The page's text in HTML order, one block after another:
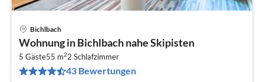
Bichlbach
Wohnung in Bichlbach nahe Skipisten
5 Gäste55 m22 Schlafzimmer
43 Bewertungen